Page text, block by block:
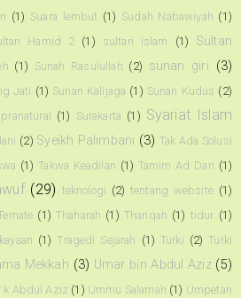
(1) Suara lembut (1) Sudah Nabawiyah (1)
Hamid 2 (1) sultan Islam (1)
Sultan
(1) Sunah Rasulullah (2) sunan giri (3)
Jati (1) Sunan Kalijaga (1) Sunan Kudus (2)
(1) Surakarta (1) Syariat Islam
(2) Syeikh Palimbani (3) Tak Ada Solusi
(1) Takwa Keadilan (1) Tamim Ad Dari (1)
(29) teknologi (2) tentang website (1)
(1) Thaharah (1) Thariqah (1) tidur (1)
(1) Tragedi Sejarah (1) Turki (2) Turki
Mekkah (3) Umar bin Abdul Aziz (5)
k Abdul Aziz (1) Ummu Salamah (1) Umpetan